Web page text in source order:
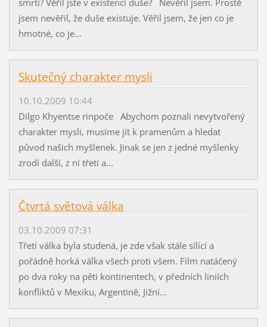
smrtí? Věřil jste v existenci duše? Nevěřil jsem. Prostě
jsem nevěřil, že duše existuje. Věřil jsem, že jen co je
hmotné, co je...
Skutečný charakter mysli
10.10.2009 10:44
Dilgo Khyentse rinpoče Abychom poznali nevytvořený
charakter mysli, musíme jít k pramenům a hledat
původ našich myšlenek. Jinak se jen z jedné myšlenky
zrodí další, z ní třetí a...
Čtvrtá světová válka
03.10.2009 07:31
Třetí válka byla studená, je zde však stále sílící a
pořádně horká válka všech proti všem. Film natáčený
po dva roky na pěti kontinentech, v předních liniích
konfliktů v Mexiku, Argentině, Jižní...